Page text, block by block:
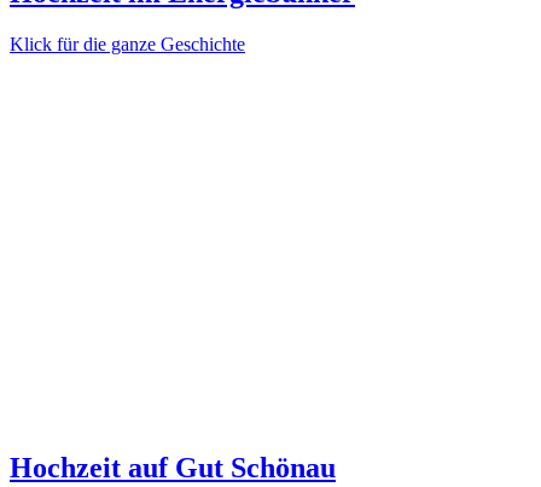
Klick für die ganze Geschichte
Hochzeit auf Gut Schönau